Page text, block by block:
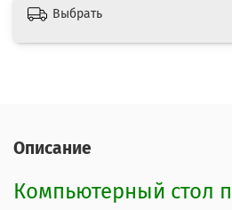
Выбрать
Описание
Компьютерный стол